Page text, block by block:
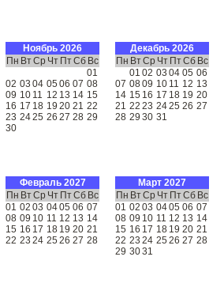
Ноябрь 2026
Пн ВтСр Чт ПтСб Вс
01
02 03 04 05 06 07 08
09 10 11 12 13 14 15
16 17 18 19 20 21 22
23 2425 26 27 28 29
30
Декабрь 2026
Пн ВтСр Чт ПтСб Вс
01 02 03 04 05 06
07 0809 10 11 12 13
14 15 16 17 18 19 20
21 22 23 2425 26 27
28 29 30 31
Февраль 2027
Пн ВтСр Чт ПтСб Вс
01 02 03 0405 06 07
08 09 10 11 12 13 14
15 16 17 18 19 20 21
22 23 24 25 26 27 28
Март 2027
Пн ВтСр Чт ПтСб Вс
01 02 03 0405 06 07
08 09 10 11 12 13 14
15 16 17 18 19 20 21
22 23 24 25 26 27 28
29 3031